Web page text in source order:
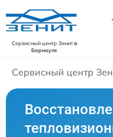
Сервисный центр Зенитв
Барнауле
Сервисный центр